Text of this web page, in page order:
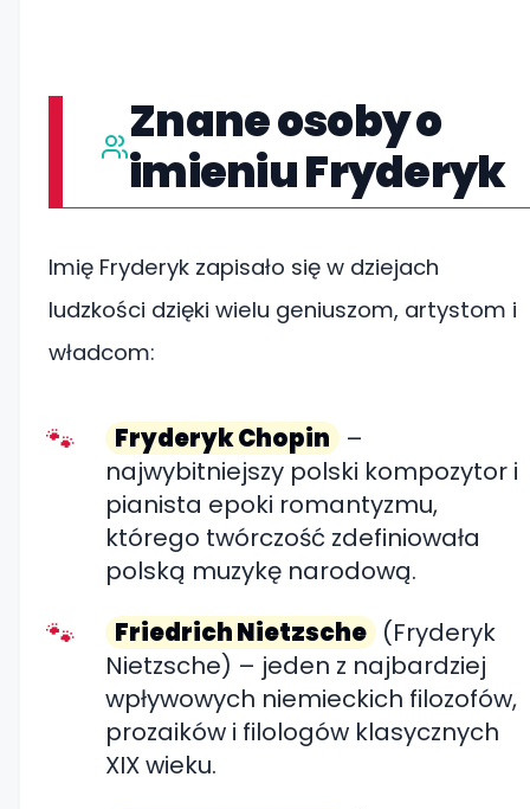
Znane osoby o
imieniu Fryderyk
Imię Fryderyk zapisało się w dziejach
ludzkości dzięki wielu geniuszom, artystom i
władcom:
Fryderyk Chopin –
najwybitniejszy polski kompozytor i
pianista epoki romantyzmu,
którego twórczość zdefiniowała
polską muzykę narodową.
Friedrich Nietzsche (Fryderyk
Nietzsche) – jeden z najbardziej
wpływowych niemieckich filozofów,
prozaików i filologów klasycznych
XIX wieku.